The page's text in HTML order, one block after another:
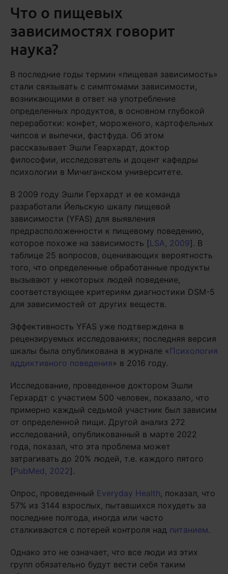
Что о пищевых
зависимостях говорит
наука?
В последние годы термин «пищевая зависимость»
стали связывать с симптомами зависимости,
возникающими в ответ на употребление
определенных продуктов, в основном глубокой
переработки: конфет, мороженого, картофельных
чипсов и выпечки, фастфуда. Об этом
рассказывает Эшли Геархардт, доктор
философии, исследователь и доцент кафедры
психологии в Мичиганском университете.
В 2009 году Эшли Герхардт и ее команда
разработали Йельскую шкалу пищевой
зависимости (YFAS) для выявления
предрасположенности к пищевому поведению,
которое похоже на зависимость [LSA, 2009]. В
таблице 25 вопросов, оценивающих вероятность
того, что определенные обработанные продукты
вызывают у некоторых людей поведение,
соответствующее критериям диагностики DSM-5
для зависимостей от других веществ.
Эффективность YFAS уже подтверждена в
рецензируемых исследованиях; последняя версия
шкалы была опубликована в журнале «Психология
аддиктивного поведения» в 2016 году.
Исследование, проведенное доктором Эшли
Герхардт с участием 500 человек, показало, что
примерно каждый седьмой участник был зависим
от определенной пищи. Другой анализ 272
исследований, опубликованный в марте 2022
года, показал, что эта проблема может
затрагивать до 20% людей, т.е. каждого пятого
[PubMed, 2022].
Опрос, проведенный Everyday Health, показал, что
57% из 3144 взрослых, пытавшихся похудеть за
последние полгода, иногда или часто
сталкиваются с потерей контроля над питанием.
Однако это не означает, что все люди из этих
групп обязательно будут вести себя таким